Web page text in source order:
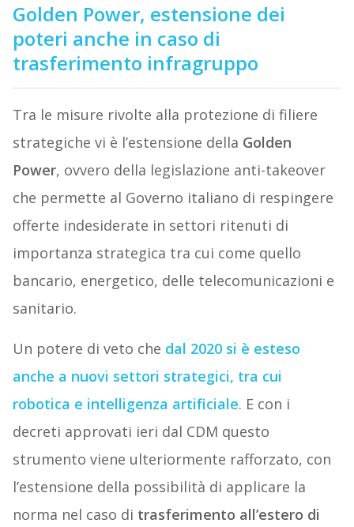
Golden Power, estensione dei
poteri anche in caso di
trasferimento infragruppo
Tra le misure rivolte alla protezione di filiere
strategiche vi è l’estensione della Golden
Power, ovvero della legislazione anti-takeover
che permette al Governo italiano di respingere
offerte indesiderate in settori ritenuti di
importanza strategica tra cui come quello
bancario, energetico, delle telecomunicazioni e
sanitario.
Un potere di veto che dal 2020 si è esteso
anche a nuovi settori strategici, tra cui
robotica e intelligenza artificiale. E con i
decreti approvati ieri dal CDM questo
strumento viene ulteriormente rafforzato, con
l’estensione della possibilità di applicare la
norma nel caso di trasferimento all’estero di